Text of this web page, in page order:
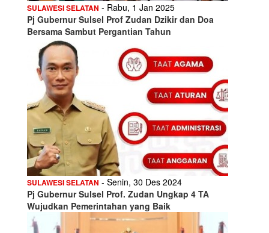
SULAWESI SELATAN - Rabu, 1 Jan 2025
Pj Gubernur Sulsel Prof Zudan Dzikir dan Doa
Bersama Sambut Pergantian Tahun
SULAWESI SELATAN - Senin, 30 Des 2024
Pj Gubernur Sulsel Prof. Zudan Ungkap 4 TA
Wujudkan Pemerintahan yang Baik